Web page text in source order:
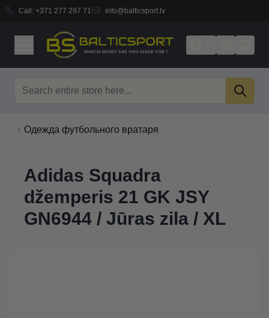
Call: +371 277 297 71 info@balticsport.lv
Одежда футбольного вратаря
Adidas Squadra
džemperis 21 GK JSY
GN6944 / Jūras zila / XL